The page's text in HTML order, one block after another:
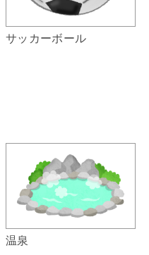
サッカーボール
温泉